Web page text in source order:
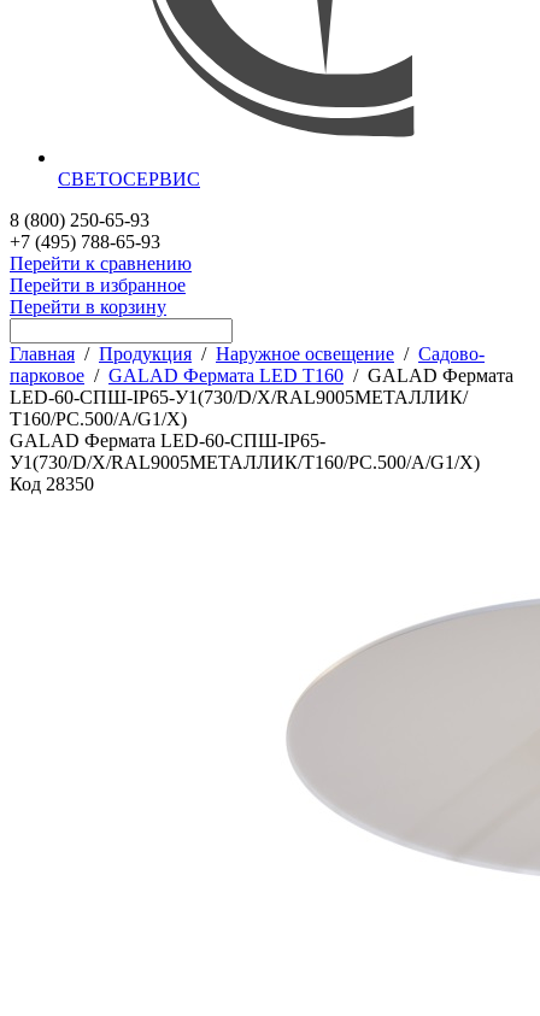
СВЕТОСЕРВИС
8 (800) 250-65-93
+7 (495) 788-65-93
Перейти к сравнению
Перейти в избранное
Перейти в корзину
Главная / Продукция / Наружное освещение / Садово-
парковое / GALAD Фермата LED Т160 / GALAD Фермата
LED-60-СПШ-IP65-У1(730/D/X/RAL9005МЕТАЛЛИК/
Т160/PC.500/A/G1/X)
GALAD Фермата LED-60-СПШ-IP65-
У1(730/D/X/RAL9005МЕТАЛЛИК/Т160/PC.500/A/G1/X)
Код 28350